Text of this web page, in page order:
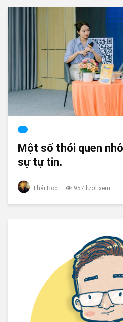
Một số thói quen
sự tự tin.
Thái Học 957 lượt xem